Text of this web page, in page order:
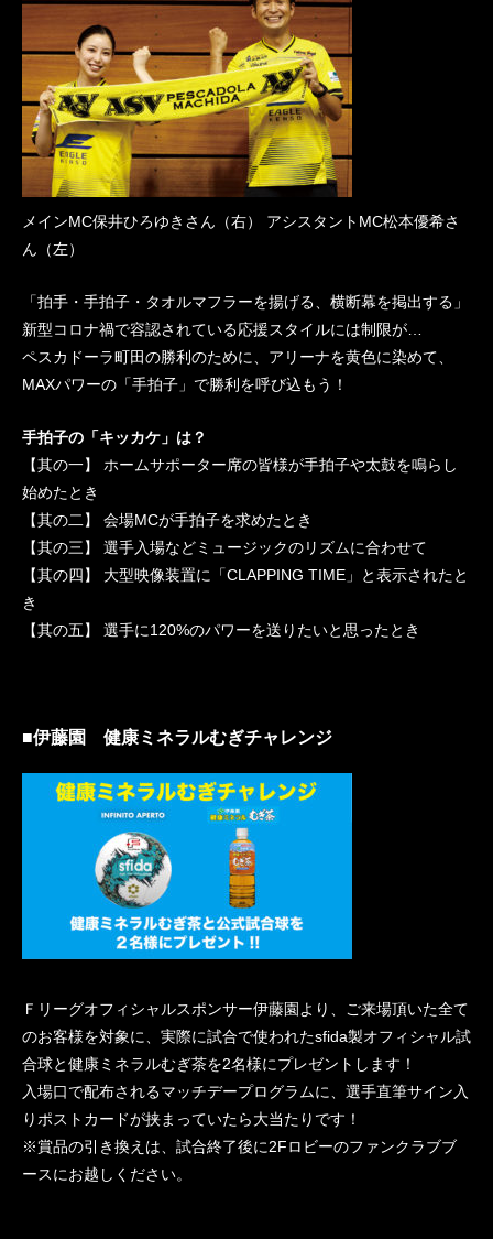
メインMC保井ひろゆきさん（右） アシスタントMC松本優希さ
ん（左）
「拍手・手拍子・タオルマフラーを揚げる、横断幕を掲出する」
新型コロナ禍で容認されている応援スタイルには制限が…
ペスカドーラ町田の勝利のために、アリーナを黄色に染めて、
MAXパワーの「手拍子」で勝利を呼び込もう！
手拍子の「キッカケ」は？
【其の一】 ホームサポーター席の皆様が手拍子や太鼓を鳴らし
始めたとき
【其の二】 会場MCが手拍子を求めたとき
【其の三】 選手入場などミュージックのリズムに合わせて
【其の四】 大型映像装置に「CLAPPING TIME」と表示されたと
き
【其の五】 選手に120%のパワーを送りたいと思ったとき
■伊藤園 健康ミネラルむぎチャレンジ
Ｆリーグオフィシャルスポンサー伊藤園より、ご来場頂いた全て
のお客様を対象に、実際に試合で使われたsfida製オフィシャル試
合球と健康ミネラルむぎ茶を2名様にプレゼントします！
入場口で配布されるマッチデープログラムに、選手直筆サイン入
りポストカードが挟まっていたら大当たりです！
※賞品の引き換えは、試合終了後に2Fロビーのファンクラブブ
ースにお越しください。